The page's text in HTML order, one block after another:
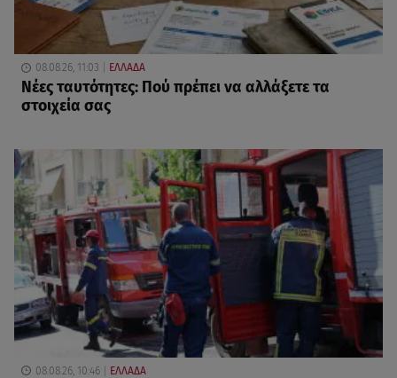
08.08.26, 11:03 ΕΛΛΑΔΑ
Νέες ταυτότητες: Πού πρέπει να αλλάξετε τα
στοιχεία σας
08.08.26, 10:46 ΕΛΛΑΔΑ